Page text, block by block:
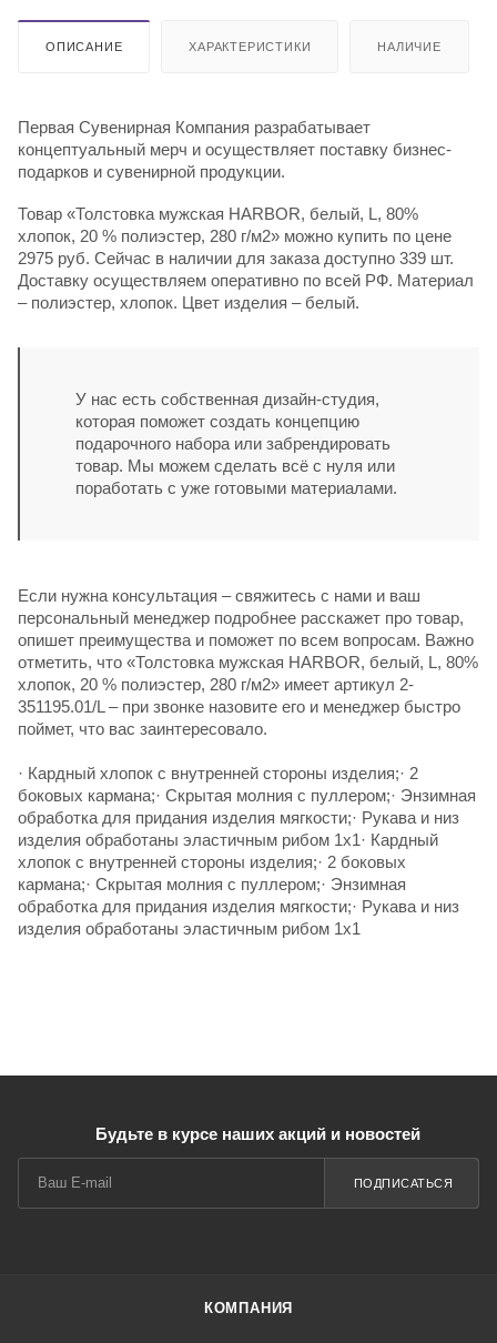
ОПИСАНИЕ ХАРАКТЕРИСТИКИ НАЛИЧИЕ
Первая Сувенирная Компания разрабатывает
концептуальный мерч и осуществляет поставку бизнес-
подарков и сувенирной продукции.
Товар «Толстовка мужская HARBOR, белый, L, 80%
хлопок, 20 % полиэстер, 280 г/м2» можно купить по цене
2975 руб. Сейчас в наличии для заказа доступно 339 шт.
Доставку осуществляем оперативно по всей РФ. Материал
– полиэстер, хлопок. Цвет изделия – белый.
У нас есть собственная дизайн-студия,
которая поможет создать концепцию
подарочного набора или забрендировать
товар. Мы можем сделать всё с нуля или
поработать с уже готовыми материалами.
Если нужна консультация – свяжитесь с нами и ваш
персональный менеджер подробнее расскажет про товар,
опишет преимущества и поможет по всем вопросам. Важно
отметить, что «Толстовка мужская HARBOR, белый, L, 80%
хлопок, 20 % полиэстер, 280 г/м2» имеет артикул 2-
351195.01/L – при звонке назовите его и менеджер быстро
поймет, что вас заинтересовало.
· Кардный хлопок с внутренней стороны изделия;· 2
боковых кармана;· Скрытая молния с пуллером;· Энзимная
обработка для придания изделия мягкости;· Рукава и низ
изделия обработаны эластичным рибом 1х1· Кардный
хлопок с внутренней стороны изделия;· 2 боковых
кармана;· Скрытая молния с пуллером;· Энзимная
обработка для придания изделия мягкости;· Рукава и низ
изделия обработаны эластичным рибом 1х1
Будьте в курсе наших акций и новостей
ПОДПИСАТЬСЯ
КОМПАНИЯ